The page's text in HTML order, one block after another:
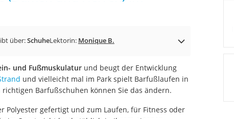
Radunterhose Damen
Überzieh-Sonnenbrille
RFID-Blocker
Sneaker Herren
über:SchuheLektorin: Monique B.
und Fußmuskulaturund beugt der Entwicklung
und vielleicht mal im Park spielt Barfußlaufen in
Barfußschuhen können Sie das ändern.
Polyester gefertigt und zum Laufen, für Fitness oder